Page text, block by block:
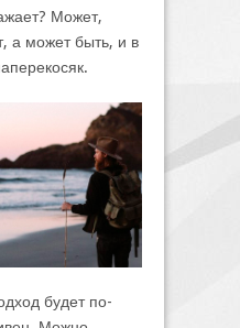
Может,
а может быть, и в
будет по-